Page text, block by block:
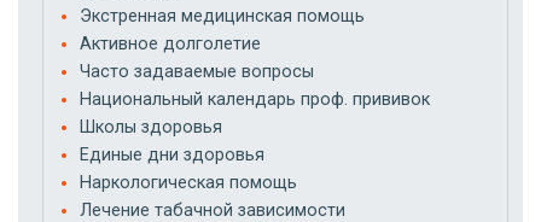
Экстренная медицинская помощь
Активное долголетие
Часто задаваемые вопросы
Национальный календарь проф. прививок
Школы здоровья
Единые дни здоровья
Наркологическая помощь
Лечение табачной зависимости